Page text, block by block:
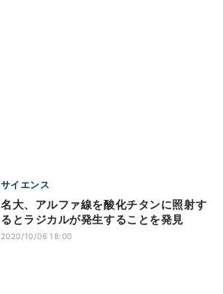
サイエンス
名大、アルファ線を酸化チタンに照射す
るとラジカルが発生することを発見
2020/10/06 18:00